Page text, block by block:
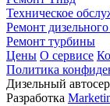
Техническое
Ремонт
Ремонт турбины
Цены О сервисе
Политика
Дизельный
Разработка